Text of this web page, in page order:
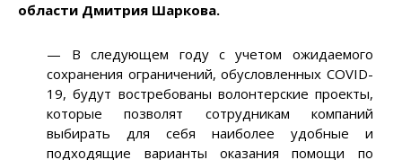
области Дмитрия Шаркова.
— В следующем году с учетом ожидаемого
сохранения ограничений, обусловленных COVID-
19, будут востребованы волонтерские проекты,
которые позволят сотрудникам компаний
выбирать для себя наиболее удобные и
подходящие варианты оказания помощи по